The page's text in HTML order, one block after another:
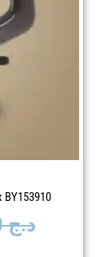
د.ج8.900,00